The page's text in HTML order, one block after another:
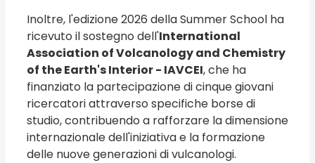
Inoltre, l'edizione 2026 della Summer School ha
ricevuto il sostegno dell'International
Association of Volcanology and Chemistry
of the Earth's Interior - IAVCEI, che ha
finanziato la partecipazione di cinque giovani
ricercatori attraverso specifiche borse di
studio, contribuendo a rafforzare la dimensione
internazionale dell'iniziativa e la formazione
delle nuove generazioni di vulcanologi.